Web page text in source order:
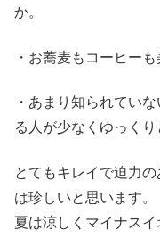
か。
・お蕎麦もコーヒー
・あまり知られていな
る人が少なくゆっくり
とてもキレイで迫力
は珍しいと思います。
夏は涼しくマイナス